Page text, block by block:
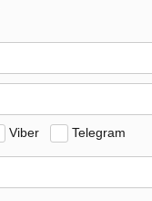
Viber Telegram